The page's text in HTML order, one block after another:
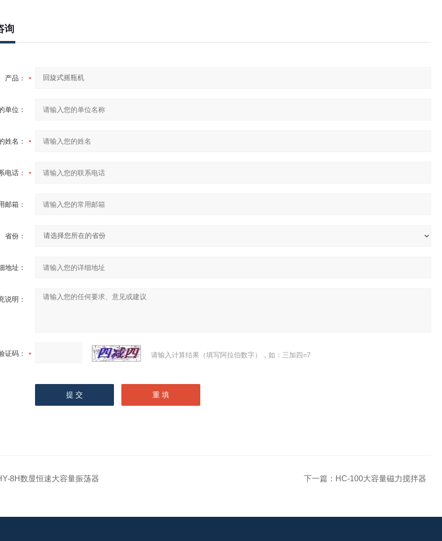
询
产品：
单位：
姓名：
电话：
邮箱：
省份：
地址：
说明：
证码： 请输入计算结果（填写阿拉伯数字），如：三加四=7
8H数显恒速大容量振荡器 下一篇： HC-100大容量磁力搅拌器